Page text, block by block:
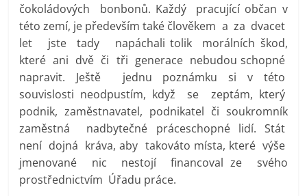
čokoládových bonbonů. Každý pracující občan v
této zemí, je především také člověkem a za dvacet
let jste tady napáchali tolik morálních škod,
které ani dvě či tři generace nebudou schopné
napravit. Ještě jednu poznámku si v této
souvislosti neodpustím, když se zeptám, který
podnik, zaměstnavatel, podnikatel či soukromník
zaměstná nadbytečné práceschopné lidí. Stát
není dojná kráva, aby takováto místa, které výše
jmenované nic nestojí financoval ze svého
prostřednictvím Úřadu práce.